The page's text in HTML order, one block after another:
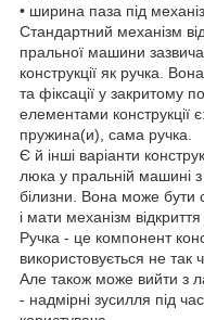
• ширина паза під
Стандартний механізм
пральної машини
конструкції як ручка.
та фіксації у закритому
елементами конструкції
пружина(и), сама ручка.
Є й інші варіанти
люка у пральній машині
білизни. Вона може бути
і мати механізм відкриття
Ручка - це компонент
використовується не так
Але також може вийти з
- надмірні зусилля під